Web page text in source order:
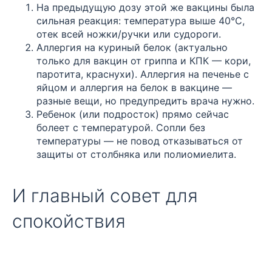
На предыдущую дозу этой же вакцины была
сильная реакция: температура выше 40°C,
отек всей ножки/ручки или судороги.
Аллергия на куриный белок (актуально
только для вакцин от гриппа и КПК — кори,
паротита, краснухи). Аллергия на печенье с
яйцом и аллергия на белок в вакцине —
разные вещи, но предупредить врача нужно.
Ребенок (или подросток) прямо сейчас
болеет с температурой. Сопли без
температуры — не повод отказываться от
защиты от столбняка или полиомиелита.
И главный совет для
спокойствия